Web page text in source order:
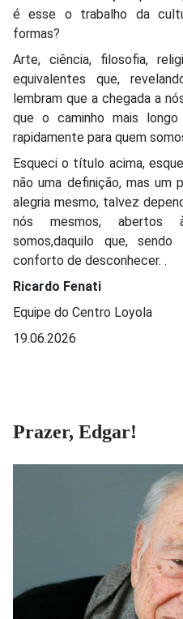
é esse o trabalho da
formas?
Arte, ciência, filosofia,
equivalentes que,
lembram que a chegada a
que o caminho mais
rapidamente para quem
Esqueci o título acima,
não uma definição, mas um
alegria mesmo, talvez
nós mesmos, abertos
somos,daquilo que,
conforto de desconhecer. .
Ricardo Fenati
Equipe do Centro Loyola
19.06.2026
Prazer, Edgar!